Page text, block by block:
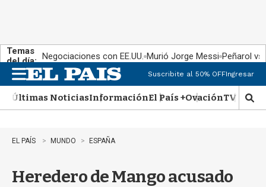
Temas
del día: Negociaciones con EE.UU. Murió Jorge Messi Peñarol
n
u
Suscribite al 50% OFFIngresar
Últimas NoticiasInformaciónEl País +OvaciónTV Show
M
o
EL PAÍS MUNDO ESPAÑA
Heredero de Mango acusado